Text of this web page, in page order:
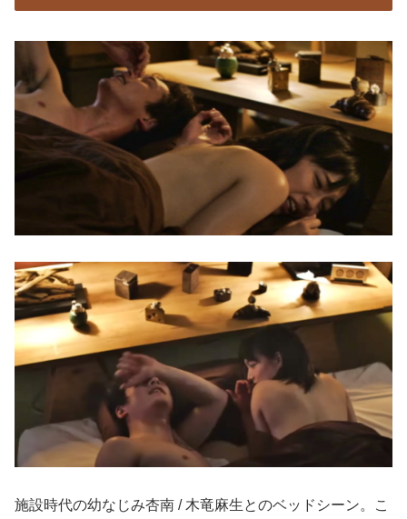
施設時代の幼なじみ杏南 / 木竜麻生とのベッドシーン。こ